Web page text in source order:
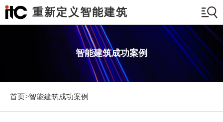
重新定义智能建筑
智能建筑成功案例
首页>智能建筑成功案例